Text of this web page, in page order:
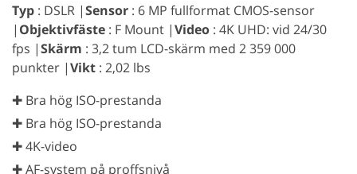
Typ : DSLR |Sensor : 6 MP fullformat CMOS-sensor
| Objektivfäste : F Mount |Video : 4K UHD: vid 24/30
fps |Skärm : 3,2 tum LCD-skärm med 2 359 000
punkter |Vikt : 2,02 lbs
✚ Bra hög ISO-prestanda
✚ Bra hög ISO-prestanda
✚ 4K-video
✚ AF-system på proffsnivå